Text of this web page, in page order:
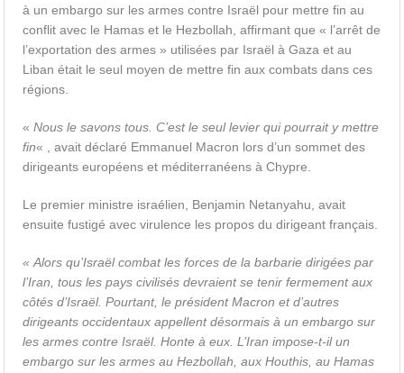
à un embargo sur les armes contre Israël pour mettre fin au
conflit avec le Hamas et le Hezbollah, affirmant que « l’arrêt de
l’exportation des armes » utilisées par Israël à Gaza et au
Liban était le seul moyen de mettre fin aux combats dans ces
régions.
«Nous le savons tous. C’est le seul levier qui pourrait y mettre
fin« , avait déclaré Emmanuel Macron lors d’un sommet des
dirigeants européens et méditerranéens à Chypre.
Le premier ministre israélien, Benjamin Netanyahu, avait
ensuite fustigé avec virulence les propos du dirigeant français.
« Alors qu’Israël combat les forces de la barbarie dirigées par
l’Iran, tous les pays civilisés devraient se tenir fermement aux
côtés d’Israël. Pourtant, le président Macron et d’autres
dirigeants occidentaux appellent désormais à un embargo sur
les armes contre Israël.Honte à eux. L’Iran impose-t-il un
embargo sur les armes au Hezbollah, aux Houthis, au Hamas